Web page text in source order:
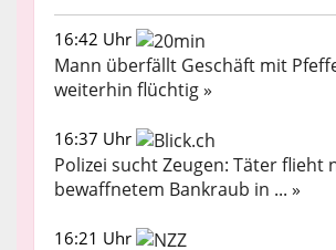
16:42 Uhr
Mann überfällt Geschäft mit
weiterhin flüchtig »
16:37 Uhr
Polizei sucht Zeugen: Täter flieht
bewaffnetem Bankraub in ... »
16:21 Uhr